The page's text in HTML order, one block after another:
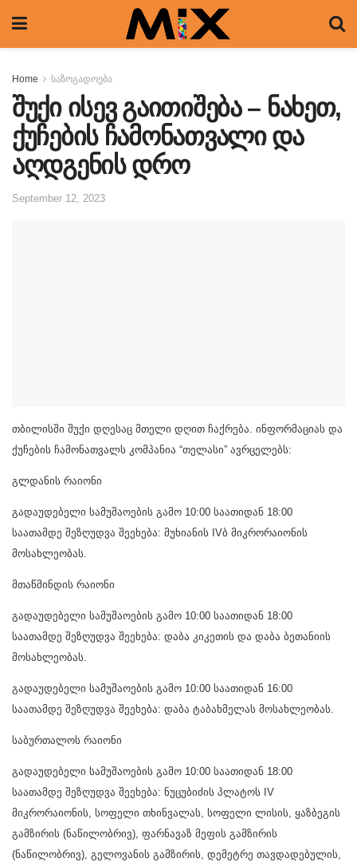
Home საზოგადოება
შუქი ისევ გაითიშება – ნახეთ,
ქუჩების ჩამონათვალი და
აღდგენის დრო
September 12, 2023
თბილისში შუქი დღესაც მთელი დღით ჩაქრება. ინფორმაციას და
ქუჩების ჩამონათვალს კომპანია “თელასი” ავრცელებს:
გლდანის რაიონი
გადაუდებელი სამუშაოების გამო 10:00 საათიდან 18:00
საათამდე შეზღუდვა შეეხება: მუხიანის IVბ მიკრორაიონის
მოსახლეობას.
მთაწმინდის რაიონი
გადაუდებელი სამუშაოების გამო 10:00 საათიდან 18:00
საათამდე შეზღუდვა შეეხება: დაბა კიკეთის და დაბა ბეთანიის
მოსახლეობას.
გადაუდებელი სამუშაოების გამო 10:00 საათიდან 16:00
საათამდე შეზღუდვა შეეხება: დაბა ტაბახმელას მოსახლეობას.
საბურთალოს რაიონი
გადაუდებელი სამუშაოების გამო 10:00 საათიდან 18:00
საათამდე შეზღუდვა შეეხება: ნუცუბიძის პლატოს IV
მიკრორაიონის, სოფელი თხინვალას, სოფელი ლისის, ყაზბეგის
გამზირის (ნაწილობრივ), ფარნავაზ მეფის გამზირის
(ნაწილობრივ), გელოვანის გამზირის, დემეტრე თავდადებულის,